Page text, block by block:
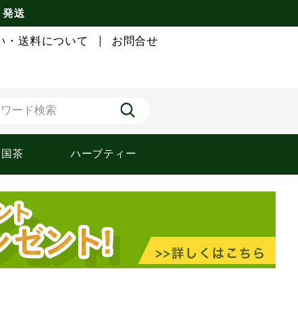
送
・送料について お問合せ
茶 ハーブティー